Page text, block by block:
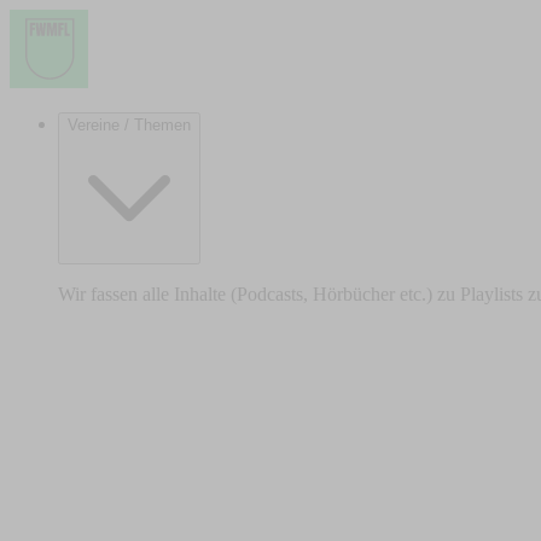
Vereine / Themen
Wir fassen alle Inhalte (Podcasts, Hörbücher etc.) zu Playlists